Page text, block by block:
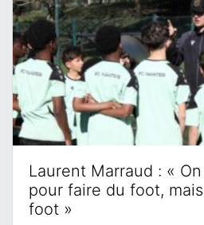
Laurent Marraud : « On
pour faire du foot,
foot »